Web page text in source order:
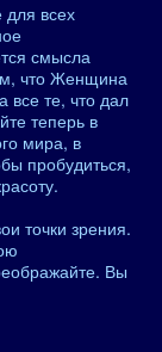
всех
смысла
что Женщина
все те, что дал
теперь в
мира, в
пробудиться,
точки зрения.
Вы